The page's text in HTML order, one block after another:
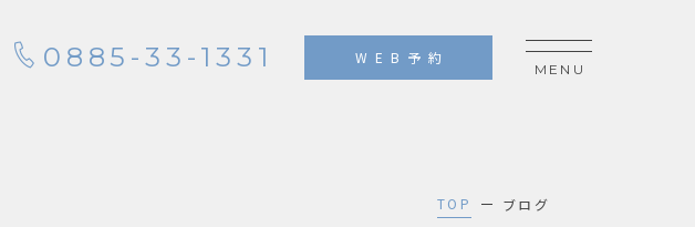
0885-33-1331 WEB予約
TOP ブログ